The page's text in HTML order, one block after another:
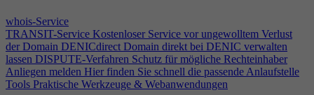
whois-Service
TRANSIT-Service Kostenloser Service vor ungewolltem Verlust
der Domain DENICdirect Domain direkt bei DENIC verwalten
lassen DISPUTE-Verfahren Schutz für mögliche Rechteinhaber
Anliegen melden Hier finden Sie schnell die passende Anlaufstelle
Tools Praktische Werkzeuge & Webanwendungen